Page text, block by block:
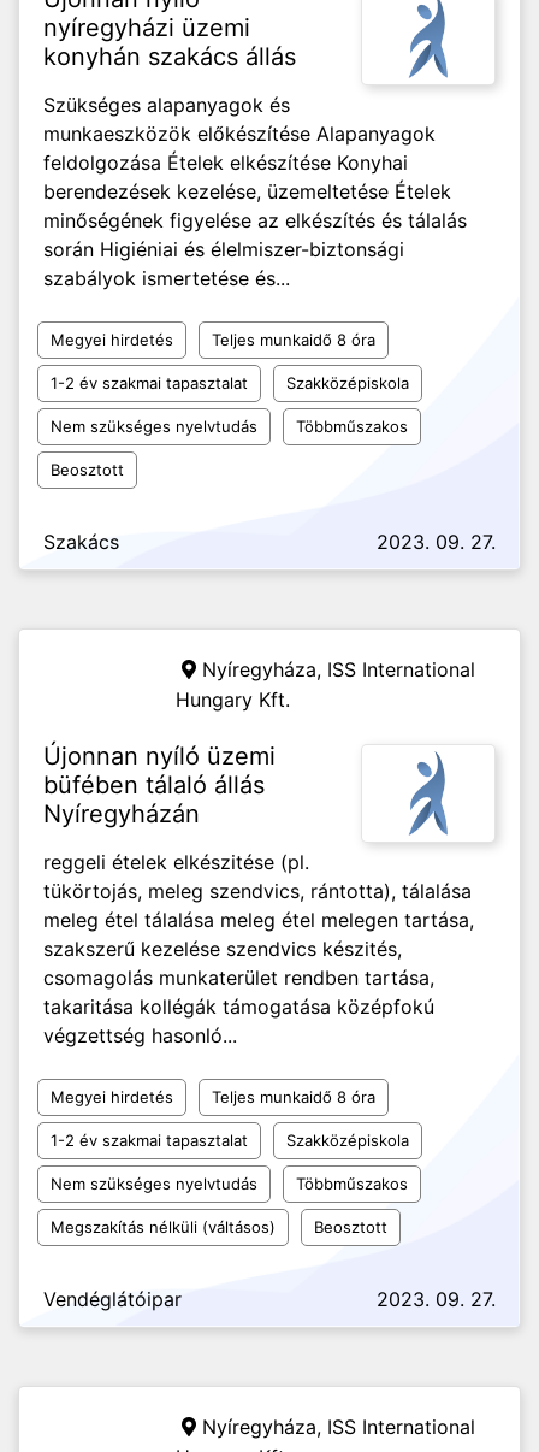
nyíregyházi üzemi
konyhán szakács állás
Szükséges alapanyagok és
munkaeszközök előkészítése Alapanyagok
feldolgozása Ételek elkészítése Konyhai
berendezések kezelése, üzemeltetése Ételek
minőségének figyelése az elkészítés és tálalás
során Higiéniai és élelmiszer-biztonsági
szabályok ismertetése és...
Megyei hirdetés Teljes munkaidő 8 óra
1-2 év szakmai tapasztalat Szakközépiskola
Nem szükséges nyelvtudás Többműszakos
Beosztott
Szakács 2023. 09. 27.
Nyíregyháza, ISS International
Hungary Kft.
Újonnan nyíló üzemi
büfében tálaló állás
Nyíregyházán
reggeli ételek elkészitése (pl.
tükörtojás, meleg szendvics, rántotta), tálalása
meleg étel tálalása meleg étel melegen tartása,
szakszerű kezelése szendvics készités,
csomagolás munkaterület rendben tartása,
takaritása kollégák támogatása középfokú
végzettség hasonló...
Megyei hirdetés Teljes munkaidő 8 óra
1-2 év szakmai tapasztalat Szakközépiskola
Nem szükséges nyelvtudás Többműszakos
Megszakítás nélküli (váltásos) Beosztott
Vendéglátóipar 2023. 09. 27.
Nyíregyháza, ISS International